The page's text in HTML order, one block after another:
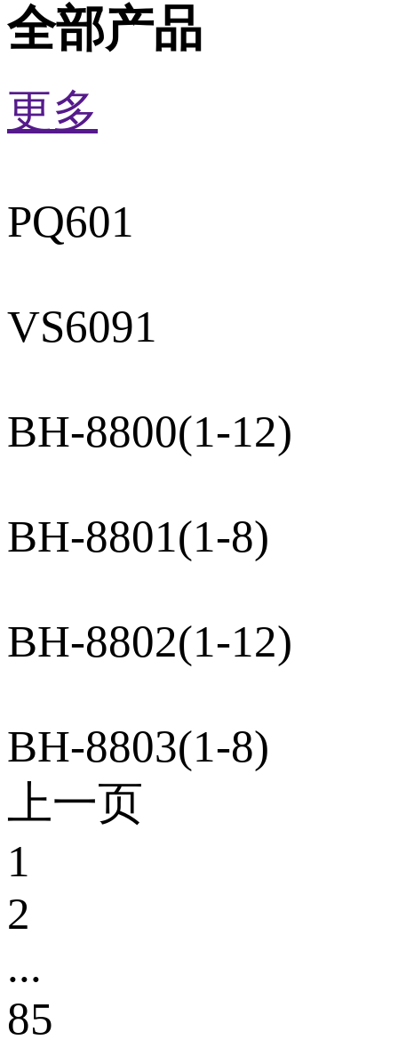
全部产品
更多
PQ601
VS6091
BH-8800(1-12)
BH-8801(1-8)
BH-8802(1-12)
BH-8803(1-8)
上一页
1
2
...
85